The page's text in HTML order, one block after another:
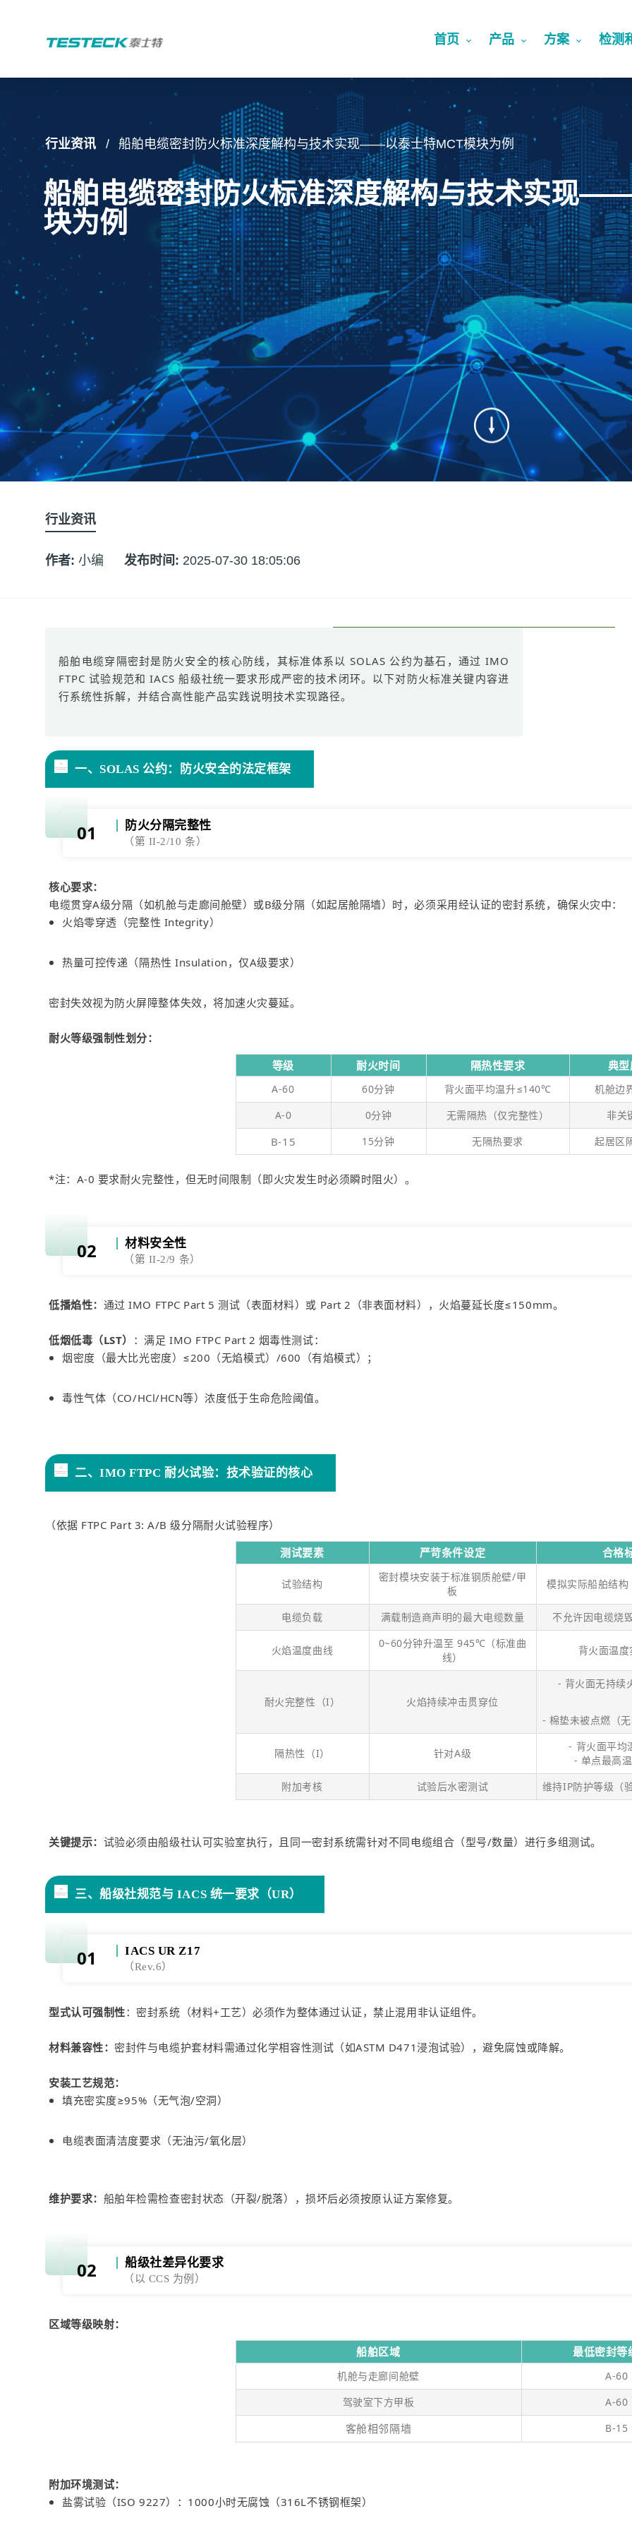
首页 产品 方案 检测
行业资讯 船舶电缆密封防火标准深度解构与技术实现——以泰士特MCT模块为例
船舶电缆密封防火标准深度解构与技术实现
块为例
行业资讯
作者: 小编 发布时间: 2025-07-30 18:05:06
船舶电缆穿隔密封是防火安全的核心防线，其标准体系以 SOLAS 公约为基石，通过 IMO
FTPC 试验规范和 IACS 船级社统一要求形成严密的技术闭环。以下对防火标准关键内容进
行系统性拆解，并结合高性能产品实践说明技术实现路径。
一、SOLAS 公约：防火安全的法定框架
01 防火分隔完整性
（第 II-2/10 条）
核心要求：
电缆贯穿A级分隔（如机舱与走廊间舱壁）或B级分隔（如起居舱隔墙）时，必须采用经认证的密封系统，确保火灾中：
火焰零穿透（完整性 Integrity）
热量可控传递（隔热性 Insulation，仅A级要求）
密封失效视为防火屏障整体失效，将加速火灾蔓延。
耐火等级强制性划分：
等级
耐火时间 隔热性要求 典
A-60 60分钟 背火面平均温升≤140℃
机舱边
A-0
0分钟 无需隔热（仅完整性） 非关
B-15 15分钟 无隔热要求 起居区
*注：A-0 要求耐火完整性，但无时间限制（即火灾发生时必须瞬时阻火）。
02 材料安全性
（第 II-2/9 条）
低播焰性： 通过 IMO FTPC Part 5 测试（表面材料）或 Part 2（非表面材料），火焰蔓延长度≤150mm。
低烟低毒（LST） ：满足 IMO FTPC Part 2 烟毒性测试：
烟密度（最大比光密度）≤200（无焰模式）/600（有焰模式）；
毒性气体（CO/HCl/HCN等）浓度低于生命危险阈值。
二、IMO FTPC 耐火试验：技术验证的核心
（依据 FTPC Part 3: A/B 级分隔耐火试验程序）
测试要素
严苛条件设定 合格
试验结构
密封模块安装于标准钢质舱壁/甲
板
模拟实际船舶结
电缆负载 满载制造商声明的最大电缆数量 不允许因电缆烧
火焰温度曲线
0~60分钟升温至 945℃（标准曲
线）
背火面温
耐火完整性（I） 火焰持续冲击贯穿位
- 背火面无持续
- 棉垫未被点燃（
隔热性（I） 针对A级
- 背火面平
- 单点最高
附加考核
试验后水密测试 维持IP防护等级（
关键提示： 试验必须由船级社认可实验室执行，且同一密封系统需针对不同电缆组合（型号/数量）进行多组测试。
三、船级社规范与 IACS 统一要求（UR）
01 IACS UR Z17
（Rev.6）
型式认可强制性：密封系统（材料+工艺）必须作为整体通过认证，禁止混用非认证组件。
材料兼容性： 密封件与电缆护套材料需通过化学相容性测试（如ASTM D471浸泡试验），避免腐蚀或降解。
安装工艺规范：
填充密实度≥95%（无气泡/空洞）
电缆表面清洁度要求（无油污/氧化层）
维护要求： 船舶年检需检查密封状态（开裂/脱落），损坏后必须按原认证方案修复。
02 船级社差异化要求
（以 CCS 为例）
区域等级映射：
船舶区域
最低密封等
机舱与走廊间舱壁
A-60
驾驶室下方甲板
A-60
客舱相邻隔墙 B-15
附加环境测试：
盐雾试验（ISO 9227）：1000小时无腐蚀（316L不锈钢框架）